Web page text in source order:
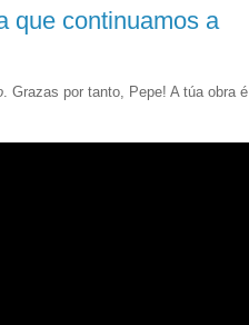
que continuamos a
. Grazas por tanto, Pepe! A túa obra é